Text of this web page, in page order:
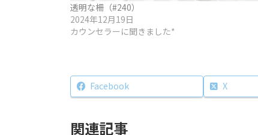
透明な柵（#240）
2024年12月19日
カウンセラーに聞きました*
Facebook X
関連記事